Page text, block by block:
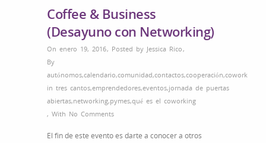
Coffee & Business
(Desayuno con Networking)
On enero 19, 2016, Posted by Jessica Rico,
By
autónomos,calendario,comunidad,contactos,cooperación,cowork
in tres cantos,emprendedores,eventos,jornada de puertas
abiertas,networking,pymes,qué es el coworking
, With No Comments
El fin de este evento es darte a conocer a otros